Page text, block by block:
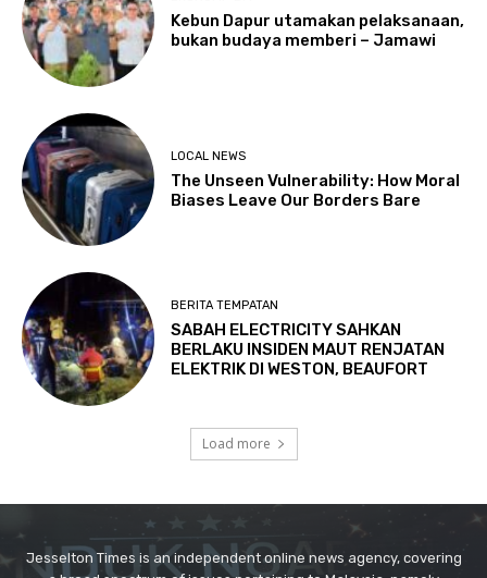
Jesselton Times is an independent online news agency, covering